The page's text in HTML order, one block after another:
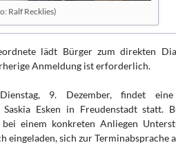
Ralf Recklies)
lädt Bürger zum direkten
Anmeldung ist erforderlich.
Dienstag, 9. Dezember, findet
Saskia Esken in Freudenstadt
bei einem konkreten Anliegen
eingeladen, sich zur Terminabsprache